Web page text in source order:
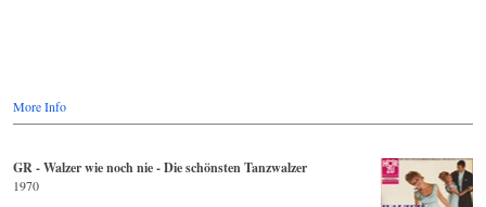
More Info
GR - Walzer wie noch nie - Die schönsten Tanzwalzer
1970